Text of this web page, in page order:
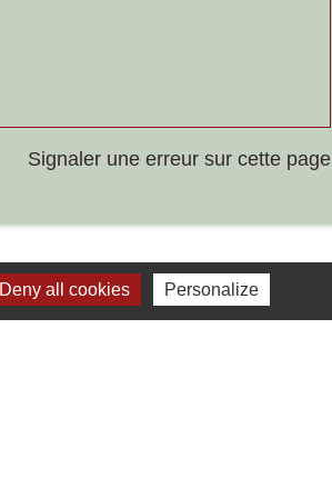
Signaler une erreur sur cette page
Deny all cookies Personalize